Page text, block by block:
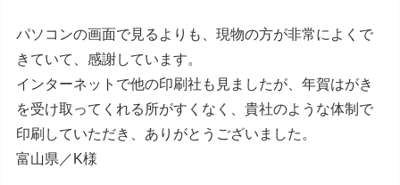
パソコンの画面で見るよりも、現物の方が非常によくで
きていて、感謝しています。
インターネットで他の印刷社も見ましたが、年賀はがき
を受け取ってくれる所がすくなく、貴社のような体制で
印刷していただき、ありがとうございました。
富山県／K様